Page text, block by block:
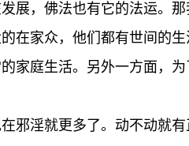
展，佛法也有它的法运。
在家众，他们都有世间的
家庭生活。另外一方面，
邪淫就更多了。动不动就